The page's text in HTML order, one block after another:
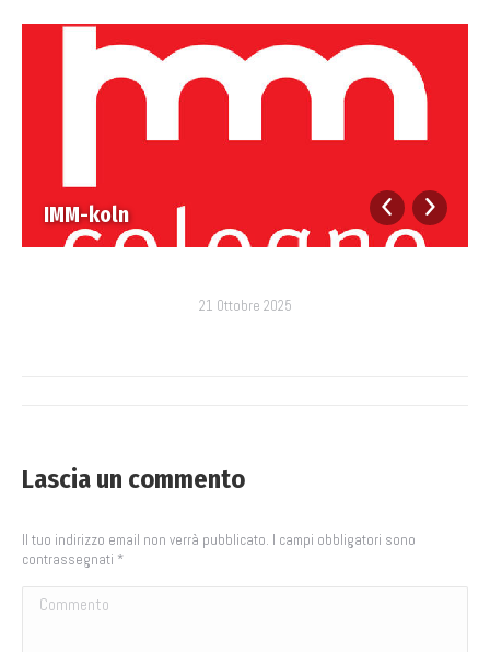
IMM-koln
21 Ottobre 2025
navigazione
Lascia un commento
Il tuo indirizzo email non verrà pubblicato. I campi obbligatori sono
contrassegnati *
Commento